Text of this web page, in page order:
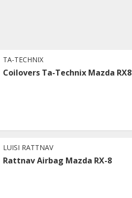
TA-TECHNIX
Coilovers Ta-Technix Mazda
LUISI RATTNAV
Rattnav Airbag Mazda RX-8